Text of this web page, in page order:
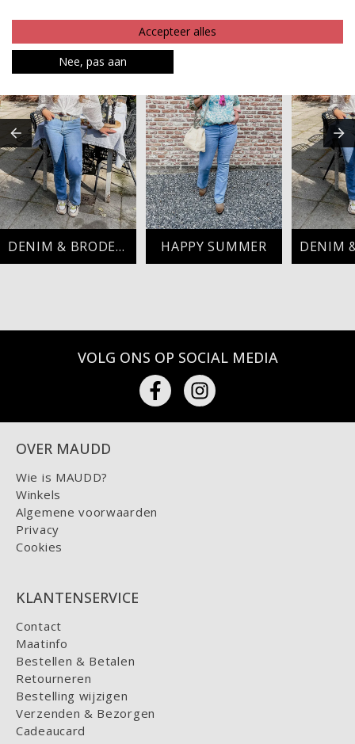
DENIM & BRODERIE PERFECTION HAPPY SUMMER
VOLG ONS OP SOCIAL MEDIA
OVER MAUDD
Wie is MAUDD?
Winkels
Algemene voorwaarden
Privacy
Cookies
KLANTENSERVICE
Contact
Maatinfo
Bestellen & Betalen
Retourneren
Bestelling wijzigen
Verzenden & Bezorgen
Cadeaucard
Accepteer alles
Nee, pas aan